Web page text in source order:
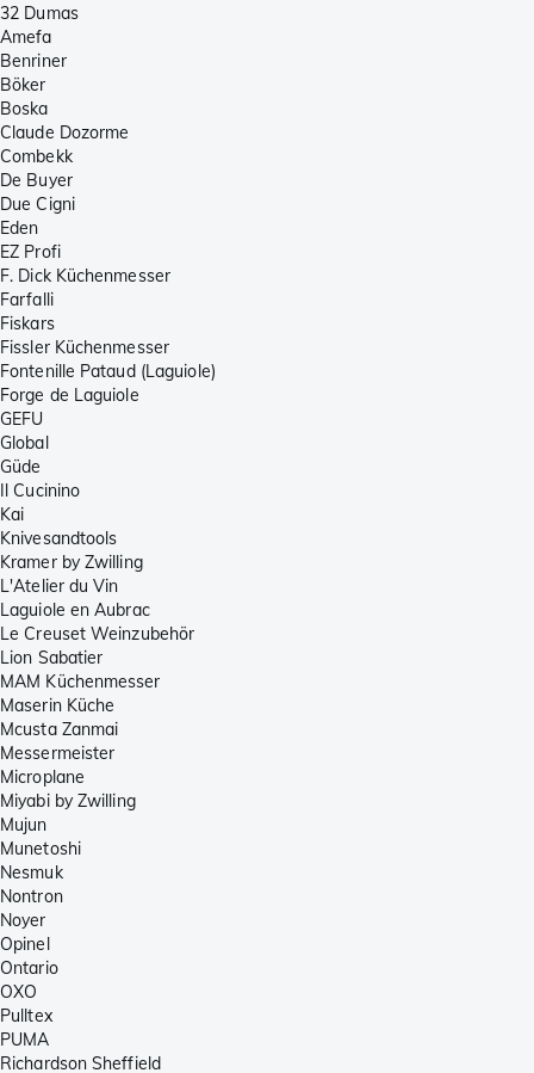
32 Dumas
Amefa
Benriner
Böker
Boska
Claude Dozorme
Combekk
De Buyer
Due Cigni
Eden
EZ Profi
F. Dick Küchenmesser
Farfalli
Fiskars
Fissler Küchenmesser
Fontenille Pataud (Laguiole)
Forge de Laguiole
GEFU
Global
Güde
Il Cucinino
Kai
Knivesandtools
Kramer by Zwilling
L'Atelier du Vin
Laguiole en Aubrac
Le Creuset Weinzubehör
Lion Sabatier
MAM Küchenmesser
Maserin Küche
Mcusta Zanmai
Messermeister
Microplane
Miyabi by Zwilling
Mujun
Munetoshi
Nesmuk
Nontron
Noyer
Opinel
Ontario
OXO
Pulltex
PUMA
Richardson Sheffield